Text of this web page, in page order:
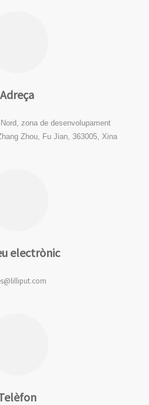
Adreça
zona de desenvolupament
Zhou, Fu Jian, 363005, Xina
electrònic